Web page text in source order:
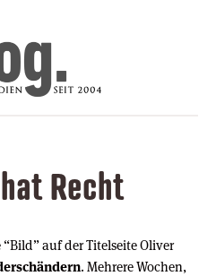
Recht
auf der Titelseite Oliver
. Mehrere Wochen,